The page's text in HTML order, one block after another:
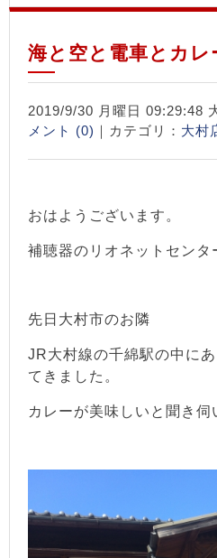
海と空と電車とカレ
2019/9/30 月曜日 09:29:48
メント (0) ｜カテゴリ： 大村
おはようございます。
補聴器のリオネットセンタ
先日大村市のお隣
JR大村線の千綿駅の中に
てきました。
カレーが美味しいと聞き伺